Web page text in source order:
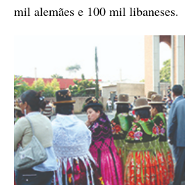
mil alemães e 100 mil libaneses.